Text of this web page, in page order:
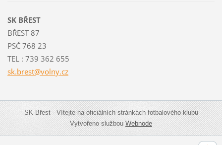
SK BŘEST
BŘEST 87
PSČ 768 23
TEL : 739 362 655
sk.brest@volny.cz
SK Břest - Vítejte na oficiálních stránkách fotbalového klubu
Vytvořeno službouWebnode